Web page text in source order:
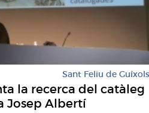
Sant Feliu de Guíxols
la recerca del catàleg
Josep Albertí